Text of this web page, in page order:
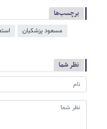
برچسب‌ها
مسعود پزشکیان
نظر شما